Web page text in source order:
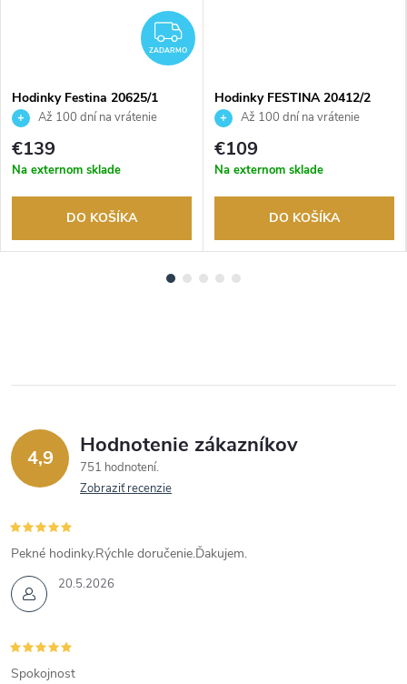
ZADARMO
ZADARMO
Hodinky Festina 20625/1
Až 100 dní na vrátenie
tovaru. Autorizovaný predajca.
€139
Na externom sklade
DO KOŠÍKA
Hodinky FESTINA 20412/2
Až 100 dní na vrátenie
tovaru. Autorizovaný predajca.
€109
Na externom sklade
DO KOŠÍKA
4,9 Hodnotenie zákazníkov
751 hodnotení
Zobraziť recenzie
20.5.2026
Pekné hodinky.Rýchle doručenie.Ďakujem.
Spokojnost